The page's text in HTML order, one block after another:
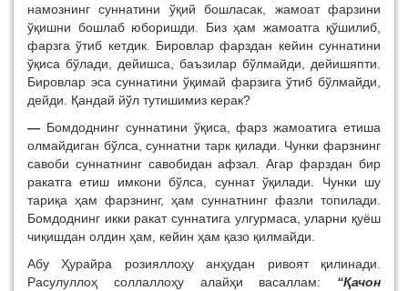
намознинг суннатини ўқий бошласак, жамоат фарзини
ўқишни бошлаб юборишди. Биз ҳам жамоатга қўшилиб,
фарзга ўтиб кетдик. Бировлар фарздан кейин суннатини
ўқиса бўлади, дейишса, баъзилар бўлмайди, дейишяпти.
Бировлар эса суннатини ўқимай фарзига ўтиб бўлмайди,
дейди. Қандай йўл тутишимиз керак?
— Бомдоднинг суннатини ўқиса, фарз жамоатига етиша
олмайдиган бўлса, суннатни тарк қилади. Чунки фарзнинг
савоби суннатнинг савобидан афзал. Агар фарздан бир
ракатга етиш имкони бўлса, суннат ўқилади. Чунки шу
тариқа ҳам фарзнинг, ҳам суннатнинг фазли топилади.
Бомдоднинг икки ракат суннатига улгурмаса, уларни қуёш
чиқишдан олдин ҳам, кейин ҳам қазо қилмайди.
Абу Ҳурайра розияллоҳу анҳудан ривоят қилинади.
Расулуллоҳ соллаллоҳу алайҳи васаллам:
“Қачон